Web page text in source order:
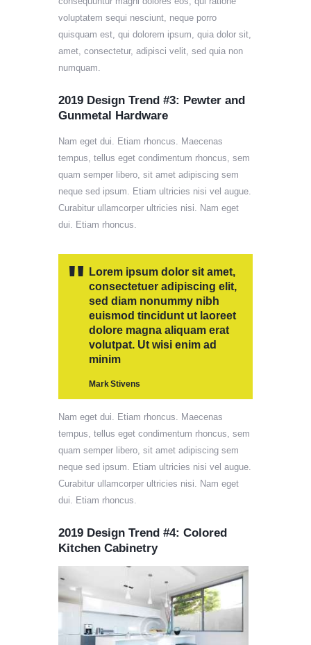
voluptatem sequi nesciunt, neque porro
quisquam est, qui dolorem ipsum, quia dolor sit,
amet, consectetur, adipisci velit, sed quia non
numquam.
2019 Design Trend #3: Pewter and
Gunmetal Hardware
Nam eget dui. Etiam rhoncus. Maecenas
tempus, tellus eget condimentum rhoncus, sem
quam semper libero, sit amet adipiscing sem
neque sed ipsum. Etiam ultricies nisi vel augue.
Curabitur ullamcorper ultricies nisi. Nam eget
dui. Etiam rhoncus.
Lorem ipsum dolor sit amet,
consectetuer adipiscing elit,
sed diam nonummy nibh
euismod tincidunt ut laoreet
dolore magna aliquam erat
volutpat. Ut wisi enim ad
minim
Mark Stivens
Nam eget dui. Etiam rhoncus. Maecenas
tempus, tellus eget condimentum rhoncus, sem
quam semper libero, sit amet adipiscing sem
neque sed ipsum. Etiam ultricies nisi vel augue.
Curabitur ullamcorper ultricies nisi. Nam eget
dui. Etiam rhoncus.
2019 Design Trend #4: Colored
Kitchen Cabinetry